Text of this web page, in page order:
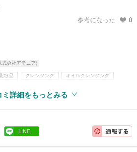
参考になった 0
式会社アテニア)
粧品 クレンジング オイルクレンジング
ミ詳細をもっとみる
LINE